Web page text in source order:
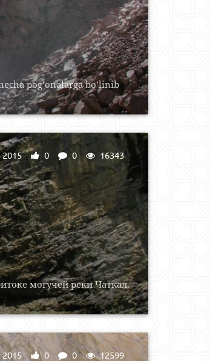
pog‘onalarga bo‘linib
могучей реки Чаткал.
2015 0 0 16343
2015 0 0 12599